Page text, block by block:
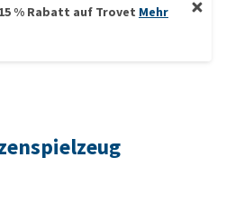
% Rabatt auf Trovet Mehr